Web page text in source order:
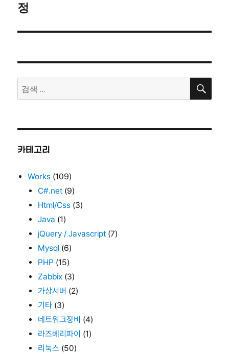
음
정
검
색:
검
카테고리
Works (109)
C#.net (9)
Html/Css (3)
Java (1)
jQuery / Javascript (7)
Mysql (6)
PHP (15)
Zabbix (3)
가상서버 (2)
기타 (3)
네트워크장비 (4)
라즈베리파이 (1)
리눅스 (50)